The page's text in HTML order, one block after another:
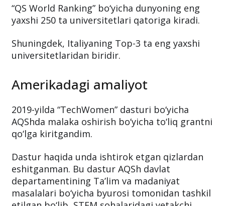
“QS World Ranking” bo‘yicha dunyoning eng
yaxshi 250 ta universitetlari qatoriga kiradi.
Shuningdek, Italiyaning Top-3 ta eng yaxshi
universitetlaridan biridir.
Amerikadagi amaliyot
2019-yilda “TechWomen” dasturi bo‘yicha
AQShda malaka oshirish bo‘yicha to‘liq grantni
qo‘lga kiritgandim.
Dastur haqida unda ishtirok etgan qizlardan
eshitganman. Bu dastur AQSh davlat
departamentining Ta’lim va madaniyat
masalalari bo‘yicha byurosi tomonidan tashkil